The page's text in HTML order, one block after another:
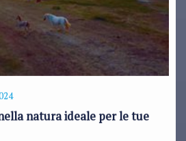
natura ideale per le tue